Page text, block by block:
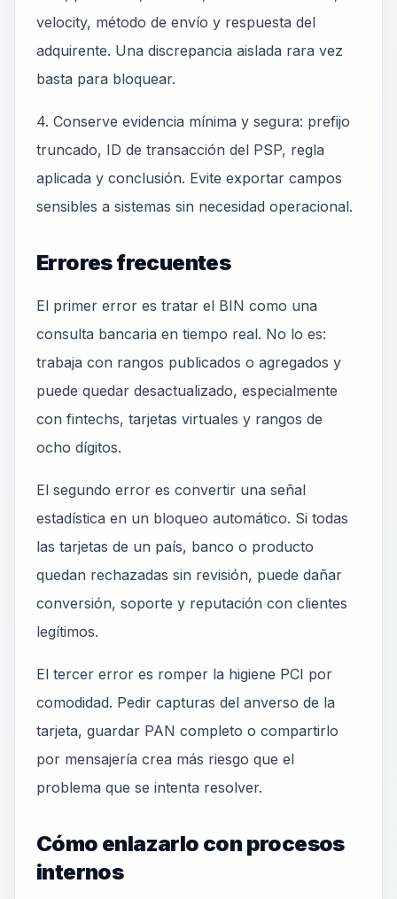
velocity, método de envío y respuesta del
adquirente. Una discrepancia aislada rara vez
basta para bloquear.
4. Conserve evidencia mínima y segura: prefijo
truncado, ID de transacción del PSP, regla
aplicada y conclusión. Evite exportar campos
sensibles a sistemas sin necesidad operacional.
Errores frecuentes
El primer error es tratar el BIN como una
consulta bancaria en tiempo real. No lo es:
trabaja con rangos publicados o agregados y
puede quedar desactualizado, especialmente
con fintechs, tarjetas virtuales y rangos de
ocho dígitos.
El segundo error es convertir una señal
estadística en un bloqueo automático. Si todas
las tarjetas de un país, banco o producto
quedan rechazadas sin revisión, puede dañar
conversión, soporte y reputación con clientes
legítimos.
El tercer error es romper la higiene PCI por
comodidad. Pedir capturas del anverso de la
tarjeta, guardar PAN completo o compartirlo
por mensajería crea más riesgo que el
problema que se intenta resolver.
Cómo enlazarlo con procesos
internos